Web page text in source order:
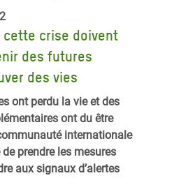
crise doivent
des futures
des vies
ont perdu la vie et des
ont du être
internationale
prendre les mesures
aux signaux d’alertes